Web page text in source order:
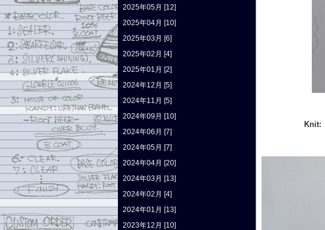
Knit:
2025年05月 [12]
2025年04月 [10]
2025年03月 [6]
2025年02月 [4]
2025年01月 [2]
2024年12月 [5]
2024年11月 [5]
2024年09月 [10]
2024年06月 [7]
2024年05月 [7]
2024年04月 [20]
2024年03月 [13]
2024年02月 [4]
2024年01月 [13]
2023年12月 [10]